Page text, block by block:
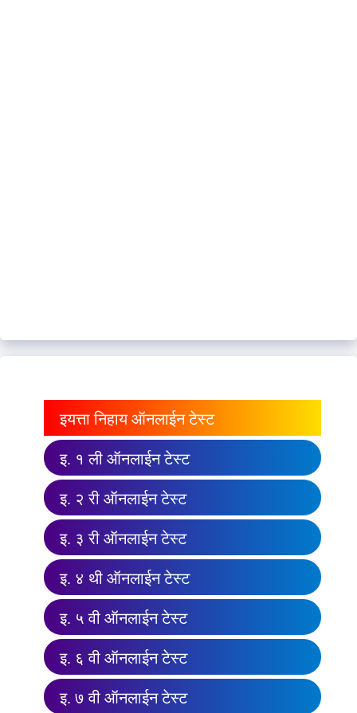
इयत्ता निहाय ऑनलाईन टेस्ट
इ. १ ली ऑनलाईन टेस्ट
इ. २ री ऑनलाईन टेस्ट
इ. ३ री ऑनलाईन टेस्ट
इ. ४ थी ऑनलाईन टेस्ट
इ. ५ वी ऑनलाईन टेस्ट
इ. ६ वी ऑनलाईन टेस्ट
इ. ७ वी ऑनलाईन टेस्ट